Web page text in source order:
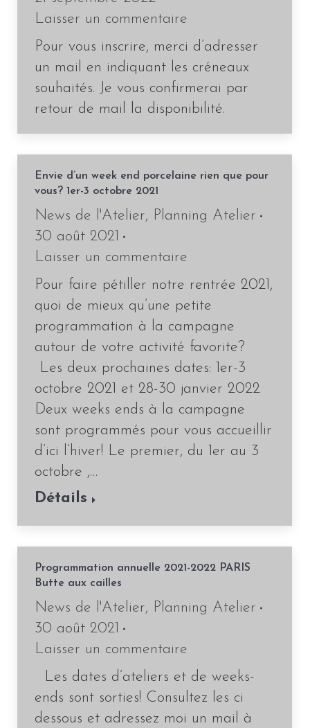
Laisser un commentaire
Pour vous inscrire, merci d’adresser
un mail en indiquant les créneaux
souhaités. Je vous confirmerai par
retour de mail la disponibilité.
Envie d’un week end porcelaine rien que pour
vous? 1er-3 octobre 2021
News de l'Atelier, Planning Atelier
30 août 2021
Laisser un commentaire
Pour faire pétiller notre rentrée 2021,
quoi de mieux qu’une petite
programmation à la campagne
autour de votre activité favorite?
Les deux prochaines dates: 1er-3
octobre 2021 et 28-30 janvier 2022
Deux weeks ends à la campagne
sont programmés pour vous accueillir
d’ici l’hiver! Le premier, du 1er au 3
octobre ,…
Détails
Programmation annuelle 2021-2022 PARIS
Butte aux cailles
News de l'Atelier, Planning Atelier
30 août 2021
Laisser un commentaire
Les dates d’ateliers et de weeks-
ends sont sorties! Consultez les ci
dessous et adressez moi un mail à